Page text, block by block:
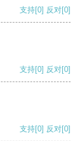
支持[0] 反对[0]
支持[0] 反对[0]
支持[0] 反对[0]